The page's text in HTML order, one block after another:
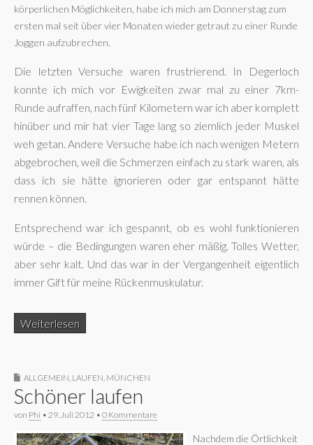
körperlichen Möglichkeiten, habe ich mich am Donnerstag zum
ersten mal seit über vier Monaten wieder getraut zu einer Runde
Joggen aufzubrechen.
Die letzten Versuche waren frustrierend. In Degerloch
konnte ich mich vor Ewigkeiten zwar mal zu einer 7km-
Runde aufraffen, nach fünf Kilometern war ich aber komplett
hinüber und mir hat vier Tage lang so ziemlich jeder Muskel
weh getan. Andere Versuche habe ich nach wenigen Metern
abgebrochen, weil die Schmerzen einfach zu stark waren, als
dass ich sie hätte ignorieren oder gar entspannt hätte
rennen können.
Entsprechend war ich gespannt, ob es wohl funktionieren
würde – die Bedingungen waren eher mäßig. Tolles Wetter,
aber sehr kalt. Und das war in der Vergangenheit eigentlich
immer Gift für meine Rückenmuskulatur.
Weiterlesen
ALLGEMEIN LAUFEN MÜNCHEN
Schöner laufen
von Phi • 29. Juli 2012 • 0 Kommentare
Nachdem die Örtlichkeit